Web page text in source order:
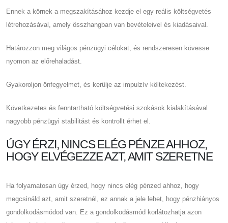
Ennek a körnek a megszakításához kezdje el egy reális költségvetés
létrehozásával, amely összhangban van bevételeivel és kiadásaival.
Határozzon meg világos pénzügyi célokat, és rendszeresen kövesse
nyomon az előrehaladást.
Gyakoroljon önfegyelmet, és kerülje az impulzív költekezést.
Következetes és fenntartható költségvetési szokások kialakításával
nagyobb pénzügyi stabilitást és kontrollt érhet el.
ÚGY ÉRZI, NINCS ELÉG PÉNZE AHHOZ,
HOGY ELVÉGEZZE AZT, AMIT SZERETNE
Ha folyamatosan úgy érzed, hogy nincs elég pénzed ahhoz, hogy
megcsináld azt, amit szeretnél, ez annak a jele lehet, hogy pénzhiányos
gondolkodásmódod van. Ez a gondolkodásmód korlátozhatja azon